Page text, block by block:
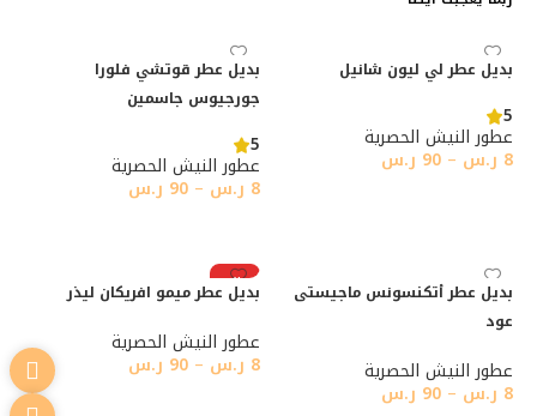
بديل عطر لي ليون شانيل
5
عطور النيش الحصرية
8 ر.س –
90 ر.س
بديل عطر قوتشي فلورا
جورجيوس جاسمين
5
عطور النيش الحصرية
8 ر.س –
90 ر.س
بديل عطر أتكنسونس ماجيستى
عود
عطور النيش الحصرية
8 ر.س –
90 ر.س
رائج
بديل عطر ميمو افريكان ليذر
عطور النيش الحصرية
8 ر.س –
90 ر.س